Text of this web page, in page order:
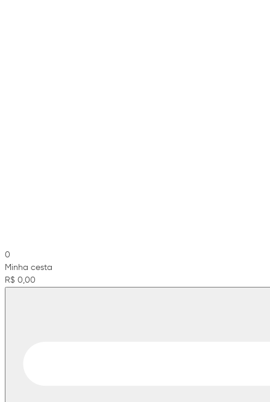
0
Minha cesta
R$ 0,00